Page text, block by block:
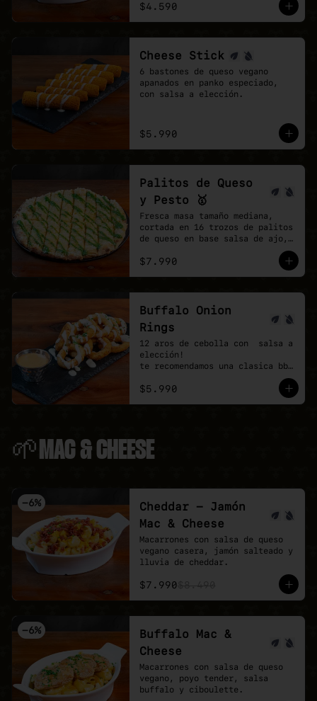
$4.590
Cheese Stick
6 bastones de queso vegano
apanados en panko especiado,
con salsa a elección.
$5.990
Palitos de Queso
y Pesto 🥇
Fresca masa tamaño mediana,
cortada en 16 trozos de palitos
de queso en base salsa de ajo,
con un shot de salsa pesto.
$7.990
Buffalo Onion
Rings
12 aros de cebolla con  salsa a
elección!
te recomendamos una clasica bbq
y agregar una buffalo picante!
$5.990
🌱MAC & CHEESE
-6%
Cheddar - Jamón
Mac & Cheese
Macarrones con salsa de queso
vegano casera, jamón salteado y
lluvia de cheddar.
$7.990
-6%
Buffalo Mac &
Cheese
Macarrones con salsa de queso
vegano, poyo tender, salsa
buffalo y ciboulette.